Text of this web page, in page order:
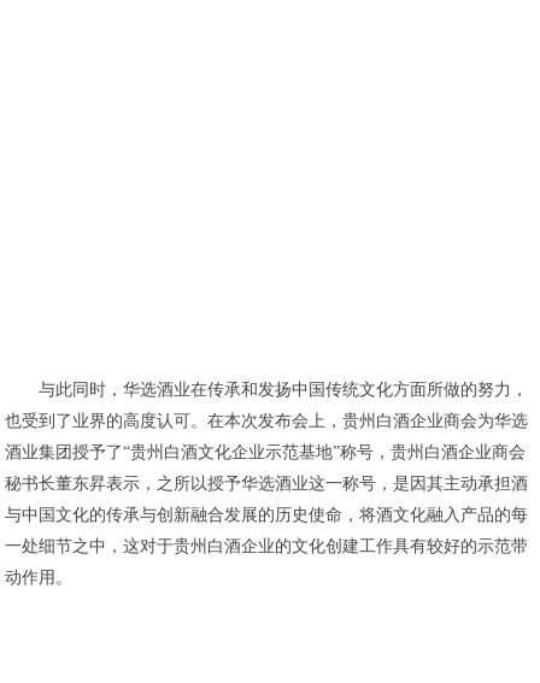
与此同时，华选酒业在传承和发扬中国传统文化方面所做的努力，
也受到了业界的高度认可。在本次发布会上，贵州白酒企业商会为华选
酒业集团授予了“贵州白酒文化企业示范基地”称号，贵州白酒企业商会
秘书长董东昇表示，之所以授予华选酒业这一称号，是因其主动承担酒
与中国文化的传承与创新融合发展的历史使命，将酒文化融入产品的每
一处细节之中，这对于贵州白酒企业的文化创建工作具有较好的示范带
动作用。